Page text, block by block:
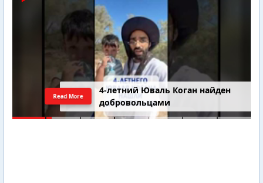
4-летний Юваль Коган найден
добровольцами
Read More